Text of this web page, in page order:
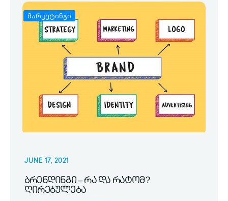
მარკეტინგი
JUNE 17, 2021
ბრენდინგი – რა და რატომ?
ღირებულება